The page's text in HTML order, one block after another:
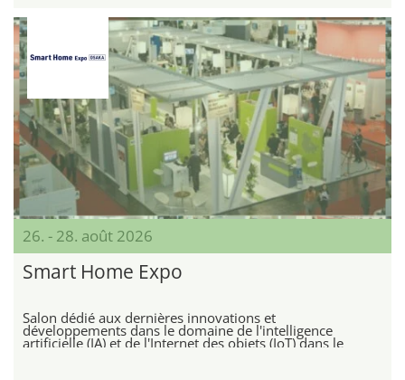
26. - 28. août 2026
Smart Home Expo
Salon dédié aux dernières innovations et
développements dans le domaine de l'intelligence
artificielle (IA) et de l'Internet des objets (IoT) dans le